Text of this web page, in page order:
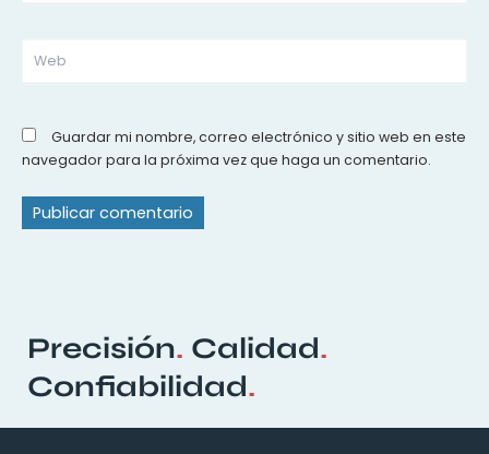
Guardar mi nombre, correo electrónico y sitio web en este
navegador para la próxima vez que haga un comentario.
Precisión. Calidad.
Confiabilidad.